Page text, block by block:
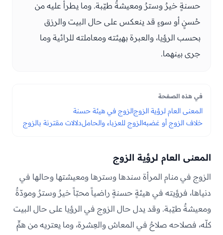
حسنةٍ خيرٌ وسترٌ ومعيشةٌ طيّبة. وما يطرأ عليه من
حُسنٍ أو سوءٍ قد ينعكس على حال البيت والرزق
بحسب الرؤيا، والعبرة بهيئته ومعاملته للرائية وما
جرى بينهما.
في هذه الصفحة
المعنى العام لرؤية الزوجالزوج في هيئة حسنة
خلاف الزوج أو غضبهالزوج للعزباء والحاملدلالات مقترنة بالزوج
المعنى العام لرؤية الزوج
الزوج في منام المرأة سندها وسترها ومعيشتها وحالها في
دنياها، فرؤيته في هيئةٍ حسنةٍ راضياً محبّاً خيرٌ وسترٌ ومودّةٌ
ومعيشةٌ طيّبة. وقد يدل حال الزوج في الرؤيا على حال البيت
كلّه، فصلاحه صلاحٌ في المعاش والعِشرة، وما يعتريه من همٍّ